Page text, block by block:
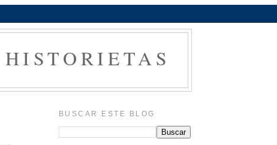
BUSCAR ESTE BLOG